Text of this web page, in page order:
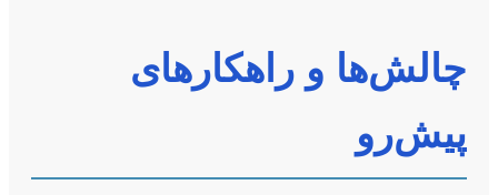
چالش‌ها و راهکارهای
پیش‌رو